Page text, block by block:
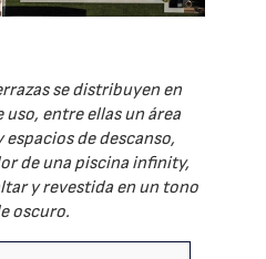
se distribuyen en
entre ellas un área
de descanso,
de una piscina infinity,
y revestida en un tono
oscuro.